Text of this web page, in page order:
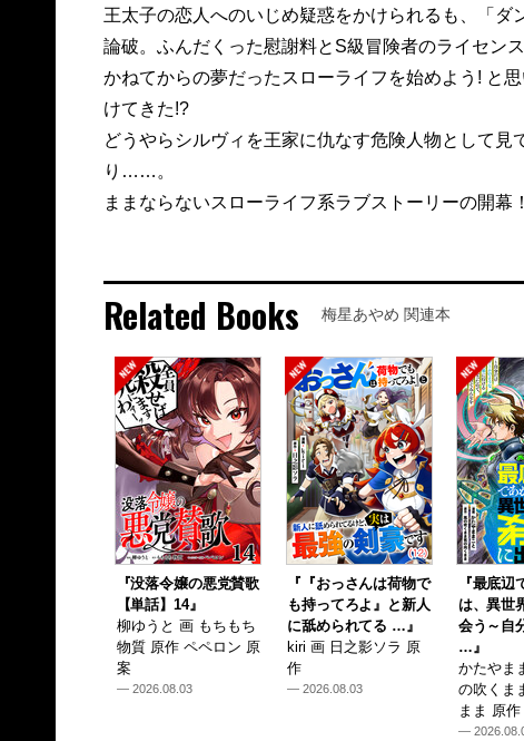
王太子の恋人へのいじめ疑惑をかけられるも、「
論破。ふんだくった慰謝料とS級冒険者のライセン
かねてからの夢だったスローライフを始めよう! と
けてきた!?
どうやらシルヴィを王家に仇なす危険人物として
り……。
ままならないスローライフ系ラブストーリーの開幕！
Related Books 梅星あやめ 関連本
『没落令嬢の悪党賛歌
【単話】14』
柳ゆうと 画 もちもち
物質 原作 ペペロン 原
案
— 2026.08.03
『『おっさんは荷物で
も持ってろよ』と新人
に舐められてる …』
kiri 画 日之影ソラ 原
作
— 2026.08.03
『最底辺
は、異世
会う～自
…』
かたやま
の吹くま
まま 原作
—